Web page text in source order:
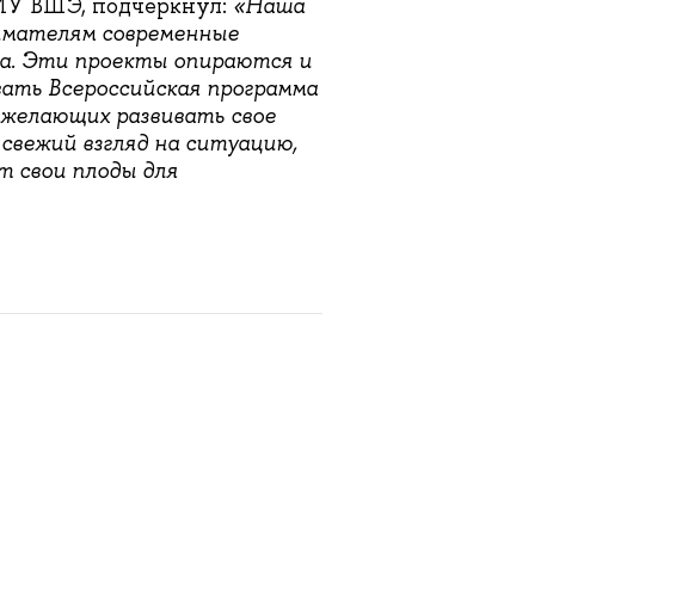
ВШЭ, подчеркнул: «Наша
современные
Эти проекты опираются и
Всероссийская программа
развивать свое
взгляд на ситуацию,
свои плоды для